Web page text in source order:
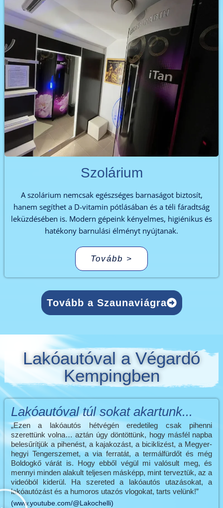
Szolárium
A szolárium nemcsak egészséges barnaságot biztosít,
hanem segíthet a D-vitamin pótlásában és a téli fáradtság
leküzdésében is. Modern gépeink kényelmes, higiénikus és
hatékony barnulási élményt nyújtanak.
Tovább >
Tovább a Szaunaviágra
Lakóautóval a Végardó
Kempingben
Lakóautóval túl sokat akartunk...
„Ezen a lakóautós hétvégén eredetileg csak pihenni
szerettünk volna… aztán úgy döntöttünk, hogy másfél napba
belesűrítjük a pihenést, a kajakozást, a biciklizést, a Megyer-
hegyi Tengerszemet, a via ferratát, a termálfürdőt és még
Boldogkő várát is. Hogy ebből végül mi valósult meg, és
mennyi minden alakult teljesen másképp, mint terveztük, az a
videóból kiderül. Ha szereted a lakóautós utazásokat, a
lakóautózást és a humoros utazós vlogokat, tarts velünk!”
(www.youtube.com/@Lakochelli)